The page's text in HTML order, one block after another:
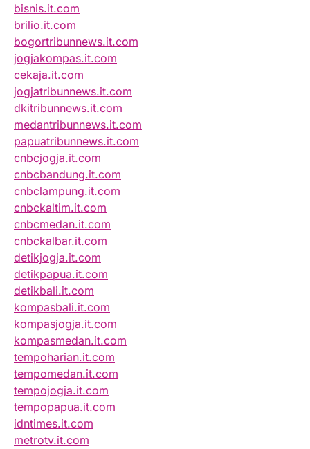
bisnis.it.com
brilio.it.com
bogortribunnews.it.com
jogjakompas.it.com
cekaja.it.com
jogjatribunnews.it.com
dkitribunnews.it.com
medantribunnews.it.com
papuatribunnews.it.com
cnbcjogja.it.com
cnbcbandung.it.com
cnbclampung.it.com
cnbckaltim.it.com
cnbcmedan.it.com
cnbckalbar.it.com
detikjogja.it.com
detikpapua.it.com
detikbali.it.com
kompasbali.it.com
kompasjogja.it.com
kompasmedan.it.com
tempoharian.it.com
tempomedan.it.com
tempojogja.it.com
tempopapua.it.com
idntimes.it.com
metrotv.it.com